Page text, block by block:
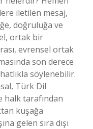
iletilen mesaj,
doğruluğa ve
ortak bir
evrensel ortak
son derece
söylenebilir.
Türk Dil
halk tarafından
kuşağa
gelen sıra dışı